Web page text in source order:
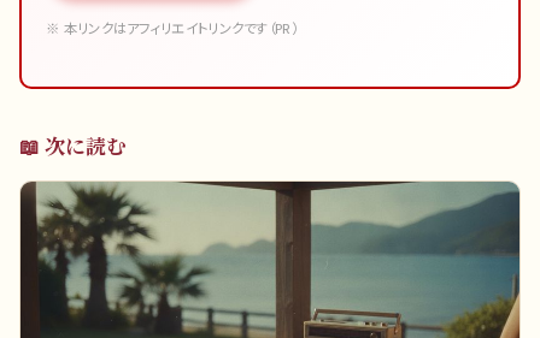
※ 本リンクはアフィリエイトリンクです（PR）
📖 次に読む